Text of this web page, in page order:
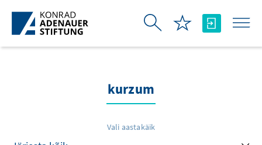
Skip to Main Content
kurzum
Vali aastakäik